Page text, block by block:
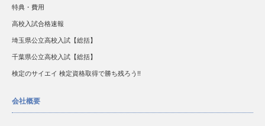
特典・費用
高校入試合格速報
埼玉県公立高校入試【総括】
千葉県公立高校入試【総括】
検定のサイエイ 検定資格取得で勝ち残ろう!!
会社概要